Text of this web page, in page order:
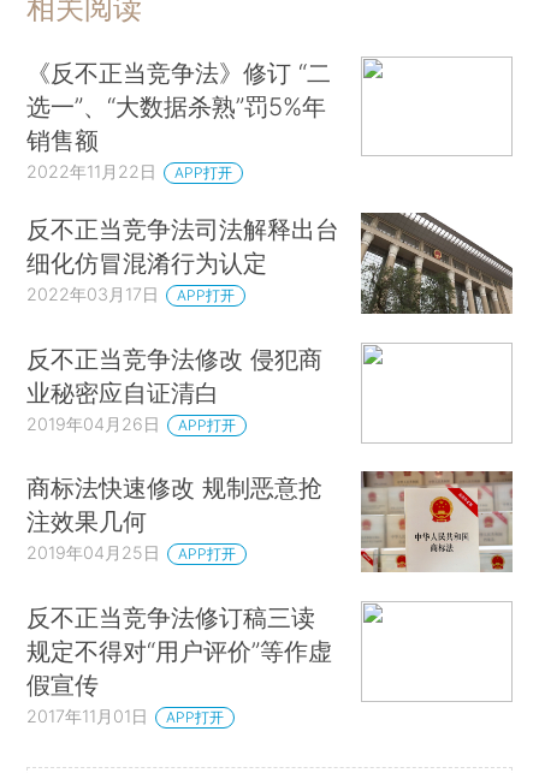
相关阅读
《反不正当竞争法》修订 “二
选一”、“大数据杀熟”罚5%年
销售额
2022年11月22日 APP打开
反不正当竞争法司法解释出台
细化仿冒混淆行为认定
2022年03月17日 APP打开
反不正当竞争法修改 侵犯商
业秘密应自证清白
2019年04月26日 APP打开
商标法快速修改 规制恶意抢
注效果几何
2019年04月25日 APP打开
反不正当竞争法修订稿三读
规定不得对“用户评价”等作虚
假宣传
2017年11月01日 APP打开